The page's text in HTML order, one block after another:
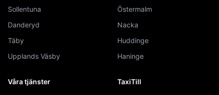
Sollentuna
Danderyd
Täby
Upplands Väsby
Östermalm
Nacka
Huddinge
Haninge
Våra tjänster TaxiTill